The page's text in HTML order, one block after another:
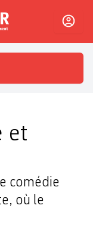
autrement
et
comédie
où le